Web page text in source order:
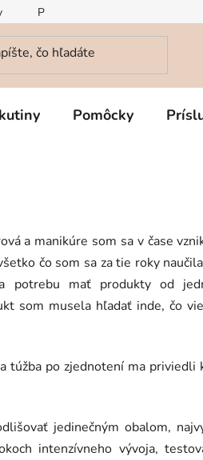
Podmienky ochrany osobných
Pomôcky
a manikúre som sa v čase
čo som sa za tie roky
potrebu mať produkty od
som musela hľadať inde, čo
túžba po zjednotení ma
jedinečným obalom,
intenzívneho vývoja,